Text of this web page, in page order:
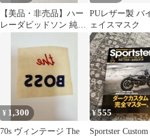
【美品・非売品】ハー
レーダビッドソン 純正
ンブレム型
PUレザー製 バ
ェイスマスク
ック】
¥ 1,300
70s ヴィンテージ The
¥555
Sportster